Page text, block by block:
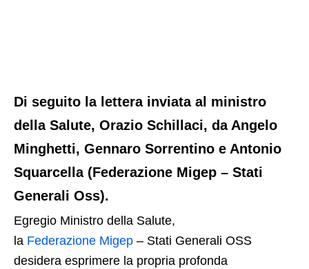
Di seguito la lettera inviata al ministro
della Salute, Orazio Schillaci, da Angelo
Minghetti, Gennaro Sorrentino e Antonio
Squarcella (Federazione Migep – Stati
Generali Oss).
Egregio Ministro della Salute,
la Federazione Migep – Stati Generali OSS
desidera esprimere la propria profonda